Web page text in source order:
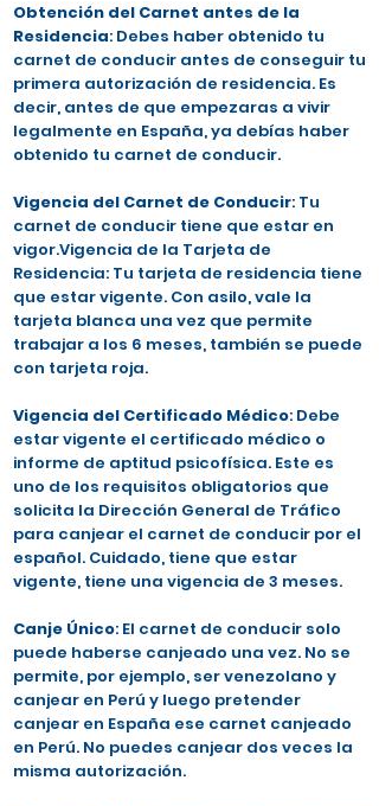
Obtención del Carnet antes de la
Residencia: Debes haber obtenido tu
carnet de conducir antes de conseguir tu
primera autorización de residencia. Es
decir, antes de que empezaras a vivir
legalmente en España, ya debías haber
obtenido tu carnet de conducir.
Vigencia del Carnet de Conducir: Tu
carnet de conducir tiene que estar en
vigor.Vigencia de la Tarjeta de
Residencia: Tu tarjeta de residencia tiene
que estar vigente. Con asilo, vale la
tarjeta blanca una vez que permite
trabajar a los 6 meses, también se puede
con tarjeta roja.
Vigencia del Certificado Médico: Debe
estar vigente el certificado médico o
informe de aptitud psicofísica. Este es
uno de los requisitos obligatorios que
solicita la Dirección General de Tráfico
para canjear el carnet de conducir por el
español. Cuidado, tiene que estar
vigente, tiene una vigencia de 3 meses.
Canje Único: El carnet de conducir solo
puede haberse canjeado una vez. No se
permite, por ejemplo, ser venezolano y
canjear en Perú y luego pretender
canjear en España ese carnet canjeado
en Perú. No puedes canjear dos veces la
misma autorización.